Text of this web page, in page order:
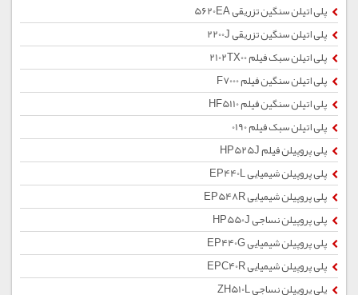
پلی اتیلن سنگین تزریقی 5620EA
پلی اتیلن سنگین تزریقی 2200J
پلی اتیلن سبک فیلم 2102TX00
پلی اتیلن سنگین فیلم F7000
پلی اتیلن سنگین فیلم HF5110
پلی اتیلن سبک فیلم 0190
پلی پروپیلن فیلم HP525J
پلی پروپیلن شیمیایی EP440L
پلی پروپیلن شیمیایی EP548R
پلی پروپیلن نساجی HP550J
پلی پروپیلن شیمیایی EP440G
پلی پروپیلن شیمیایی EPC40R
پلی پروپیلن نساجی ZH510L